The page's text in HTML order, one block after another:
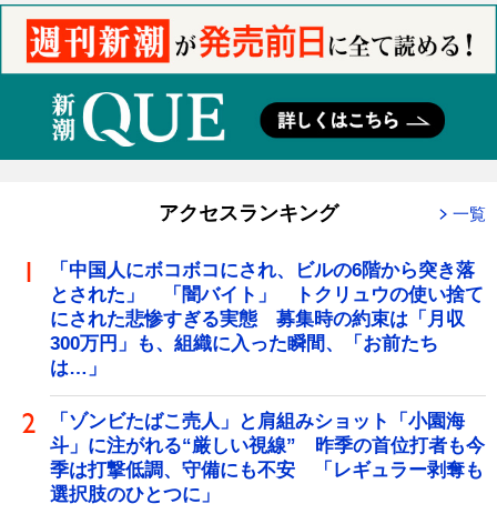
アクセスランキング 一覧
「中国人にボコボコにされ、ビルの6階から突き落
とされた」 「闇バイト」 トクリュウの使い捨て
にされた悲惨すぎる実態 募集時の約束は「月収
300万円」も、組織に入った瞬間、「お前たち
は…」
「ゾンビたばこ売人」と肩組みショット「小園海
斗」に注がれる“厳しい視線” 昨季の首位打者も今
季は打撃低調、守備にも不安 「レギュラー剥奪も
選択肢のひとつに」